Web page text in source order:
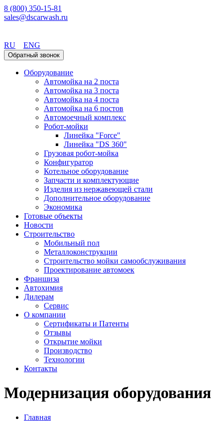
8 (800) 350-15-81
sales@dscarwash.ru
RU
ENG
Обратный звонок
Оборудование
Автомойка на 2 поста
Автомойка на 3 поста
Автомойка на 4 поста
Автомойка на 6 постов
Автомоечный комплекс
Робот-мойки
Линейка "Force"
Линейка "DS 360"
Грузовая робот-мойка
Конфигуратор
Котельное оборудование
Запчасти и комплектующие
Изделия из нержавеющей стали
Дополнительное оборудование
Экономика
Готовые объекты
Новости
Строительство
Мобильный пол
Металлоконструкции
Строительство мойки самообслуживания
Проектирование автомоек
Франшиза
Автохимия
Дилерам
Сервис
О компании
Сертификаты и Патенты
Отзывы
Открытие мойки
Производство
Технологии
Контакты
Модернизация оборудования
Главная